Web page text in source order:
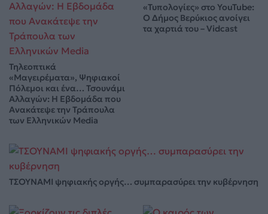
Τηλεοπτικά
«Μαγειρέματα», Ψηφιακοί
Πόλεμοι και ένα… Τσουνάμι
Αλλαγών: Η Εβδομάδα που
Ανακάτεψε την Τράπουλα
των Ελληνικών Media
«Τυπολογίες» στο YouTube:
Ο Δήμος Βερύκιος ανοίγει
τα χαρτιά του – Vidcast
ΤΣΟΥΝΑΜΙ ψηφιακής οργής… συμπαρασύρει την κυβέρνηση